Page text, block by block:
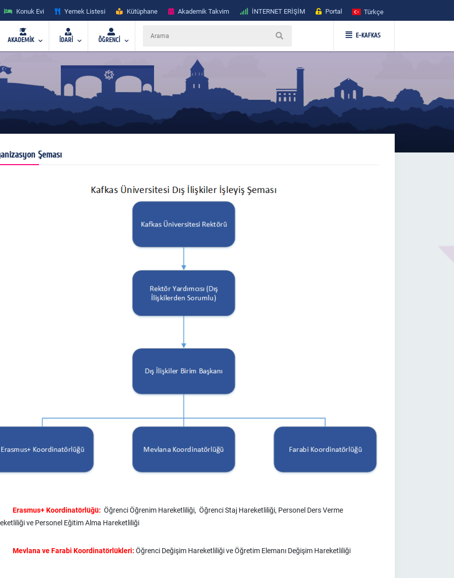
Konuk Evi Yemek Listesi Kütüphane Akademik Takvim İNTERNET ERİŞİM Portal Türkçe
AKADEMİK İDARİ ÖĞRENCİ
E-KAFKAS
Şeması
Erasmus+ Koordinatörlüğü: Öğrenci Öğrenim Hareketliliği, Öğrenci Staj Hareketliliği, Personel Ders Verme
ve Personel Eğitim Alma Hareketliliği
Mevlana ve Farabi Koordinatörlükleri: Öğrenci Değişim Hareketliliği ve Öğretim Elemanı Değişim Hareketliliği